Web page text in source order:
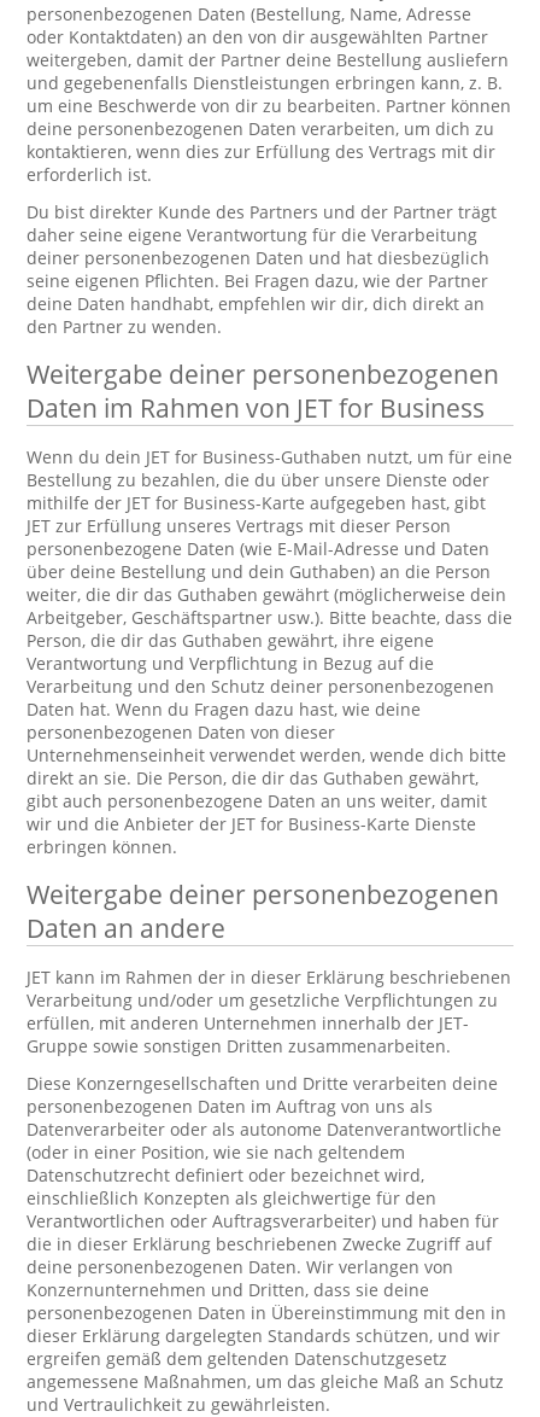
personenbezogenen Daten (Bestellung, Name, Adresse
oder Kontaktdaten) an den von dir ausgewählten Partner
weitergeben, damit der Partner deine Bestellung ausliefern
und gegebenenfalls Dienstleistungen erbringen kann, z. B.
um eine Beschwerde von dir zu bearbeiten. Partner können
deine personenbezogenen Daten verarbeiten, um dich zu
kontaktieren, wenn dies zur Erfüllung des Vertrags mit dir
erforderlich ist.
Du bist direkter Kunde des Partners und der Partner trägt
daher seine eigene Verantwortung für die Verarbeitung
deiner personenbezogenen Daten und hat diesbezüglich
seine eigenen Pflichten. Bei Fragen dazu, wie der Partner
deine Daten handhabt, empfehlen wir dir, dich direkt an
den Partner zu wenden.
Weitergabe deiner personenbezogenen
Daten im Rahmen von JET for Business
Wenn du dein JET for Business-Guthaben nutzt, um für eine
Bestellung zu bezahlen, die du über unsere Dienste oder
mithilfe der JET for Business-Karte aufgegeben hast, gibt
JET zur Erfüllung unseres Vertrags mit dieser Person
personenbezogene Daten (wie E-Mail-Adresse und Daten
über deine Bestellung und dein Guthaben) an die Person
weiter, die dir das Guthaben gewährt (möglicherweise dein
Arbeitgeber, Geschäftspartner usw.). Bitte beachte, dass die
Person, die dir das Guthaben gewährt, ihre eigene
Verantwortung und Verpflichtung in Bezug auf die
Verarbeitung und den Schutz deiner personenbezogenen
Daten hat. Wenn du Fragen dazu hast, wie deine
personenbezogenen Daten von dieser
Unternehmenseinheit verwendet werden, wende dich bitte
direkt an sie. Die Person, die dir das Guthaben gewährt,
gibt auch personenbezogene Daten an uns weiter, damit
wir und die Anbieter der JET for Business-Karte Dienste
erbringen können.
Weitergabe deiner personenbezogenen
Daten an andere
JET kann im Rahmen der in dieser Erklärung beschriebenen
Verarbeitung und/oder um gesetzliche Verpflichtungen zu
erfüllen, mit anderen Unternehmen innerhalb der JET-
Gruppe sowie sonstigen Dritten zusammenarbeiten.
Diese Konzerngesellschaften und Dritte verarbeiten deine
personenbezogenen Daten im Auftrag von uns als
Datenverarbeiter oder als autonome Datenverantwortliche
(oder in einer Position, wie sie nach geltendem
Datenschutzrecht definiert oder bezeichnet wird,
einschließlich Konzepten als gleichwertige für den
Verantwortlichen oder Auftragsverarbeiter) und haben für
die in dieser Erklärung beschriebenen Zwecke Zugriff auf
deine personenbezogenen Daten. Wir verlangen von
Konzernunternehmen und Dritten, dass sie deine
personenbezogenen Daten in Übereinstimmung mit den in
dieser Erklärung dargelegten Standards schützen, und wir
ergreifen gemäß dem geltenden Datenschutzgesetz
angemessene Maßnahmen, um das gleiche Maß an Schutz
und Vertraulichkeit zu gewährleisten.